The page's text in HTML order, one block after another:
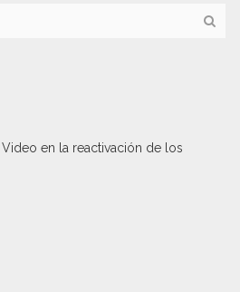
en la reactivación de los